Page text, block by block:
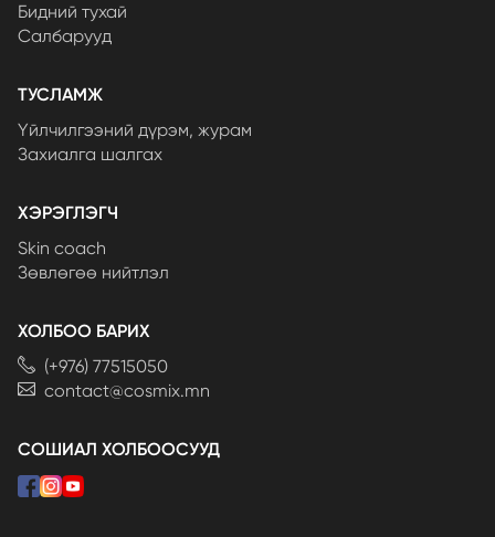
Бидний тухай
Салбарууд
ТУСЛАМЖ
Үйлчилгээний дүрэм, журам
Захиалга шалгах
ХЭРЭГЛЭГЧ
Skin coach
Зөвлөгөө нийтлэл
ХОЛБОО БАРИХ
(+976) 77515050
contact@cosmix.mn
СОШИАЛ ХОЛБООСУУД